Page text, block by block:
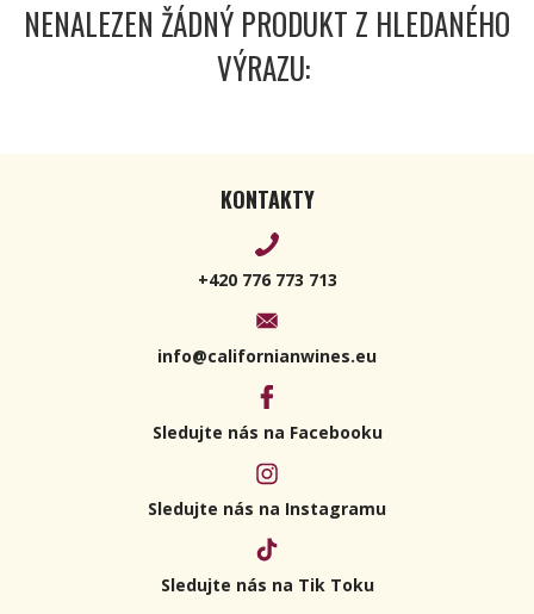
NENALEZEN ŽÁDNÝ PRODUKT Z HLEDANÉHO
VÝRAZU:
KONTAKTY
+420 776 773 713
info@californianwines.eu
Sledujte nás na Facebooku
Sledujte nás na Instagramu
Sledujte nás na Tik Toku